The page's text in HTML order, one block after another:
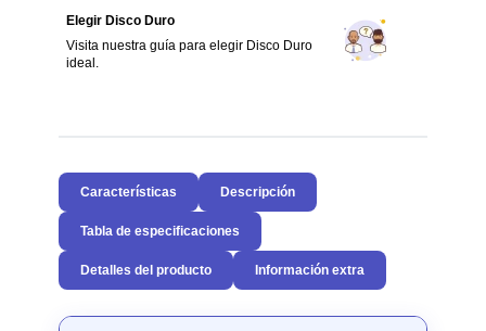
Elegir Disco Duro
Visita nuestra guía para elegir Disco Duro
ideal.
Características Descripción
Tabla de especificaciones
Detalles del producto Información extra